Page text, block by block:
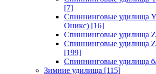
[7]
Спиннинговые удилища
Оникс) [16]
Спиннинговые удилища
Спиннинговые удилища
[199]
Спиннинговые удилища
Зимние удилища [115]